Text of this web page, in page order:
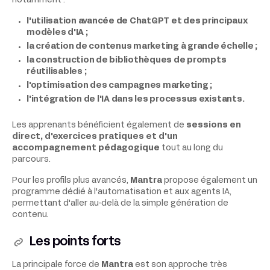
l'utilisation avancée de ChatGPT et des principaux
modèles d'IA ;
la création de contenus marketing à grande échelle ;
la construction de bibliothèques de prompts
réutilisables ;
l'optimisation des campagnes marketing ;
l'intégration de l'IA dans les processus existants.
Les apprenants bénéficient également de sessions en
direct, d'exercices pratiques et d'un
accompagnement pédagogique tout au long du
parcours.
Pour les profils plus avancés, Mantra propose également un
programme dédié à l'automatisation et aux agents IA,
permettant d'aller au-delà de la simple génération de
contenu.
Les points forts
La principale force de Mantra est son approche très